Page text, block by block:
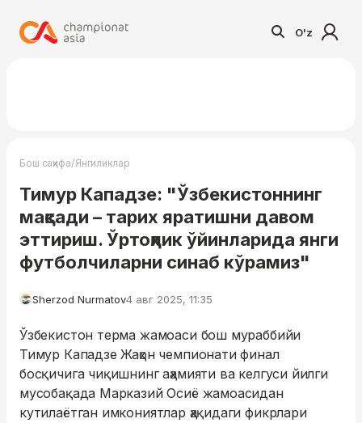
O'z
Бош саҳифа/Янгиликлар
Тимур Кападзе: "Ўзбекистоннинг
мақсади – тарих яратишни давом
эттириш. Ўртоқлик ўйинларида янги
футболчиларни синаб кўрамиз"
Sherzod Nurmatov4 авг 2025, 11:35
Ўзбекистон терма жамоаси бош мураббийи
Тимур Кападзе Жаҳон чемпионати финал
босқичига чиқишнинг аҳамияти ва келгуси йилги
мусобақада Марказий Осиё жамоасидан
кутилаётган имкониятлар ҳақидаги фикрлари